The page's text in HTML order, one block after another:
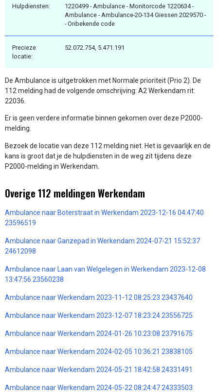
Hulpdiensten:
1220499 - Ambulance - Monitorcode 1220634 -
Ambulance - Ambulance-20-134 Giessen 2029570 -
- Onbekende code
Precieze
locatie:
52.072.754, 5.471.191
De Ambulance is uitgetrokken met Normale prioriteit (Prio 2). De
112 melding had de volgende omschrijving: A2 Werkendam rit:
22036.
Er is geen verdere informatie binnen gekomen over deze P2000-
melding.
Bezoek de locatie van deze 112 melding niet. Het is gevaarlijk en de
kans is groot dat je de hulpdiensten in de weg zit tijdens deze
P2000-melding in Werkendam.
Overige 112 meldingen Werkendam
Ambulance naar Boterstraat in Werkendam 2023-12-16 04:47:40
23596519
Ambulance naar Ganzepad in Werkendam 2024-07-21 15:52:37
24612098
Ambulance naar Laan van Welgelegen in Werkendam 2023-12-08
13:47:56 23560238
Ambulance naar Werkendam 2023-11-12 08:25:23 23437640
Ambulance naar Werkendam 2023-12-07 18:23:24 23556725
Ambulance naar Werkendam 2024-01-26 10:23:08 23791675
Ambulance naar Werkendam 2024-02-05 10:36:21 23838105
Ambulance naar Werkendam 2024-05-21 18:42:58 24331491
Ambulance naar Werkendam 2024-05-22 08:24:47 24333503